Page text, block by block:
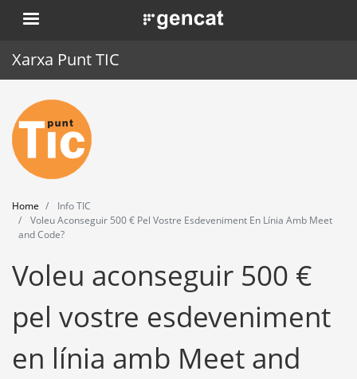
Skip
to
. Obre en una nova finestra.
Xarxa Punt TIC
Home
Punt TIC
News
Events
Tools
Home
Info TIC
Voleu Aconseguir 500 € Pel Vostre Esdeveniment En Línia Amb Meet
and Code?
Voleu aconseguir 500 €
pel vostre esdeveniment
en línia amb Meet and